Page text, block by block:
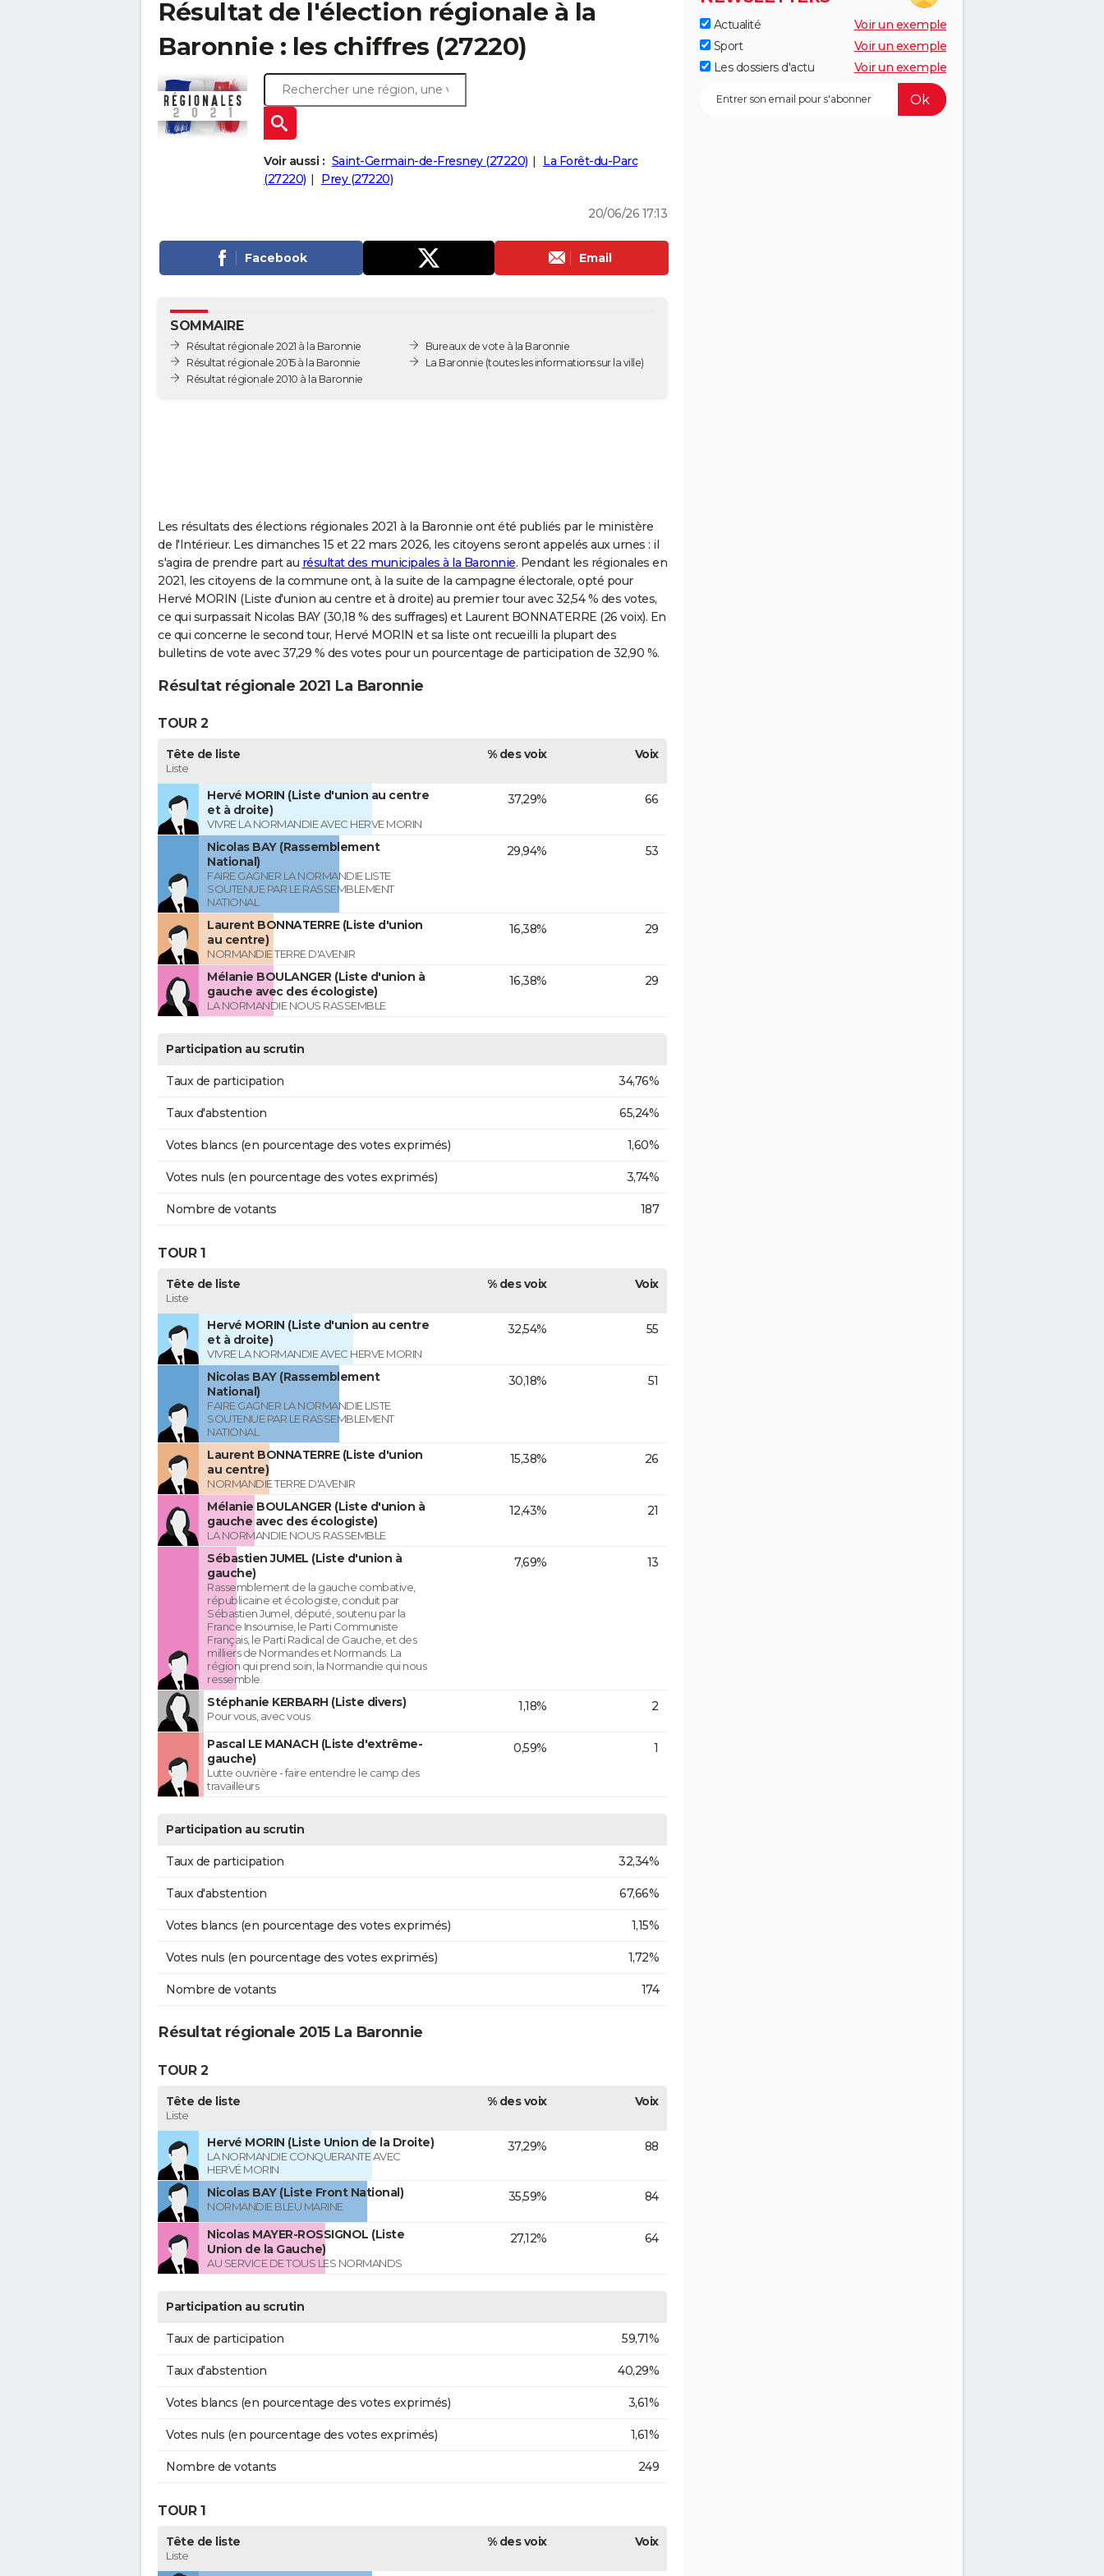
Résultat de l'élection régionale à la
Baronnie : les chiffres (27220)
Voir aussi : Saint-Germain-de-Fresney (27220)
La Forêt-du-Parc
(27220)
Prey (27220)
20/06/26 17:13
Facebook Email
SOMMAIRE
Résultat régionale 2021 à la Baronnie
Résultat régionale 2015 à la Baronnie
Résultat régionale 2010 à la Baronnie
Bureaux de vote à la Baronnie
La Baronnie (toutes les informations sur la ville)
Les résultats des élections régionales 2021 à la Baronnie ont été publiés par le ministère
de l'Intérieur. Les dimanches 15 et 22 mars 2026, les citoyens seront appelés aux urnes : il
s'agira de prendre part au résultat des municipales à la Baronnie. Pendant les régionales en
2021, les citoyens de la commune ont, à la suite de la campagne électorale, opté pour
Hervé MORIN (Liste d'union au centre et à droite) au premier tour avec 32,54 % des votes,
ce qui surpassait Nicolas BAY (30,18 % des suffrages) et Laurent BONNATERRE (26 voix). En
ce qui concerne le second tour, Hervé MORIN et sa liste ont recueilli la plupart des
bulletins de vote avec 37,29 % des votes pour un pourcentage de participation de 32,90 %.
Résultat régionale 2021 La Baronnie
TOUR 2
Tête de liste
Liste
% des voix Voix
Hervé MORIN (Liste d'union au centre
et à droite)
VIVRE LA NORMANDIE AVEC HERVE MORIN
37,29% 66
Nicolas BAY (Rassemblement
National)
FAIRE GAGNER LA NORMANDIE LISTE
SOUTENUE PAR LE RASSEMBLEMENT
NATIONAL
29,94% 53
Laurent BONNATERRE (Liste d'union
au centre)
NORMANDIE TERRE D'AVENIR
16,38% 29
Mélanie BOULANGER (Liste d'union à
gauche avec des écologiste)
LA NORMANDIE NOUS RASSEMBLE
16,38% 29
Participation au scrutin
Taux de participation 34,76%
Taux d'abstention 65,24%
Votes blancs (en pourcentage des votes exprimés) 1,60%
Votes nuls (en pourcentage des votes exprimés) 3,74%
Nombre de votants 187
TOUR 1
Tête de liste
Liste
% des voix Voix
Hervé MORIN (Liste d'union au centre
et à droite)
VIVRE LA NORMANDIE AVEC HERVE MORIN
32,54% 55
Nicolas BAY (Rassemblement
National)
FAIRE GAGNER LA NORMANDIE LISTE
SOUTENUE PAR LE RASSEMBLEMENT
NATIONAL
30,18% 51
Laurent BONNATERRE (Liste d'union
au centre)
NORMANDIE TERRE D'AVENIR
15,38% 26
Mélanie BOULANGER (Liste d'union à
gauche avec des écologiste)
LA NORMANDIE NOUS RASSEMBLE
12,43% 21
Sébastien JUMEL (Liste d'union à
gauche)
Rassemblement de la gauche combative,
républicaine et écologiste, conduit par
Sébastien Jumel, député, soutenu par la
France Insoumise, le Parti Communiste
Français, le Parti Radical de Gauche, et des
milliers de Normandes et Normands. La
région qui prend soin, la Normandie qui nous
ressemble.
7,69% 13
Stéphanie KERBARH (Liste divers)
Pour vous, avec vous
1,18% 2
Pascal LE MANACH (Liste d'extrême-
gauche)
Lutte ouvrière - faire entendre le camp des
travailleurs
0,59% 1
Participation au scrutin
Taux de participation 32,34%
Taux d'abstention 67,66%
Votes blancs (en pourcentage des votes exprimés) 1,15%
Votes nuls (en pourcentage des votes exprimés) 1,72%
Nombre de votants 174
Résultat régionale 2015 La Baronnie
TOUR 2
Tête de liste
Liste
% des voix Voix
Hervé MORIN (Liste Union de la Droite)
LA NORMANDIE CONQUERANTE AVEC
HERVÉ MORIN
37,29% 88
Nicolas BAY (Liste Front National)
NORMANDIE BLEU MARINE
35,59% 84
Nicolas MAYER-ROSSIGNOL (Liste
Union de la Gauche)
AU SERVICE DE TOUS LES NORMANDS
27,12% 64
Participation au scrutin
Taux de participation 59,71%
Taux d'abstention 40,29%
Votes blancs (en pourcentage des votes exprimés) 3,61%
Votes nuls (en pourcentage des votes exprimés) 1,61%
Nombre de votants 249
TOUR 1
Tête de liste
Liste
% des voix Voix
Actualité
Voir un exemple
Sport
Voir un exemple
Les dossiers d'actu
Voir un exemple